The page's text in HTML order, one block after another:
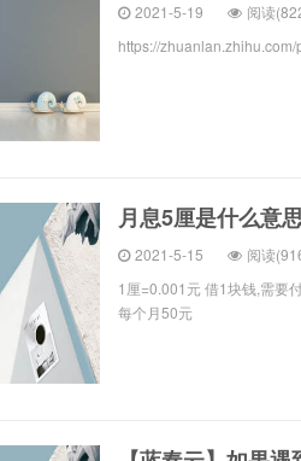
2021-5-19 阅读
https://
月息5厘是什么意
2021-5-15 阅读
1厘=0.001元 借1块钱,需要
每个月50元